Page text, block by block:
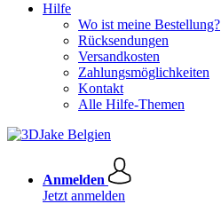
Hilfe
Wo ist meine Bestellung?
Rücksendungen
Versandkosten
Zahlungsmöglichkeiten
Kontakt
Alle Hilfe-Themen
Anmelden
Jetzt anmelden